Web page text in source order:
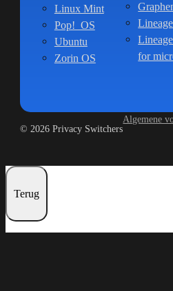
Linux Mint
Pop!_OS
Ubuntu
Zorin OS
for
© 2026 Privacy Switchers
Algemene
Terug